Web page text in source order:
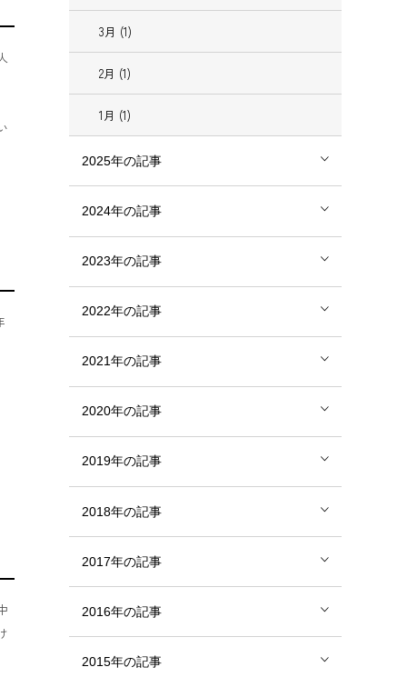
3月 (1)
2月 (1)
1月 (1)
2025年の記事
2024年の記事
2023年の記事
2022年の記事
2021年の記事
2020年の記事
2019年の記事
2018年の記事
2017年の記事
2016年の記事
2015年の記事